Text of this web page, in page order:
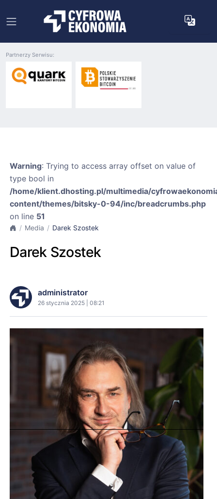
Partnerzy Serwisu:
Warning: Trying to access array offset on value of
type bool in
/home/klient.dhosting.pl/multimedia/
content/themes/bitsky-0-94/inc/breadcrumbs.php
on line 51
Media Darek Szostek
Darek Szostek
administrator
26 stycznia 2025 | 08:21